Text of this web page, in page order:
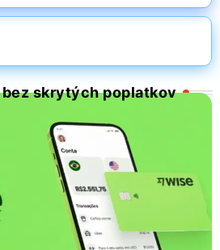
skrytých poplatkov